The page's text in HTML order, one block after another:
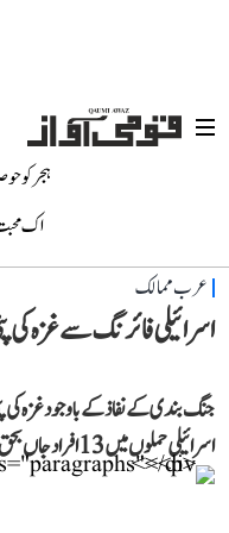
ہجر کو
اک
عرب ممالک
اسرائیلی فائرنگ سے غزہ کی پٹی میں 13
جنگ بندی کے نفاذ کے باوجود غزہ کی
اسرائیلی حملوں میں 13 افراد جاں بحق ہوئے جن میں 5 بچے بھی شامل۔